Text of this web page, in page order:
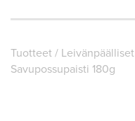
Tuotteet/ Leivän­päälliset
Savupossupaisti 180g